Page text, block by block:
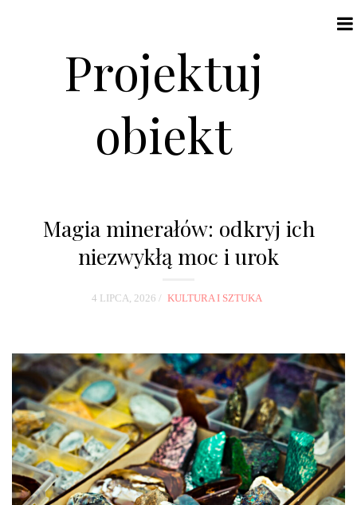
Projektuj
obiekt
i
o
n
Magia minerałów: odkryj ich
niezwykłą moc i urok
4 LIPCA, 2026 KULTURA I SZTUKA